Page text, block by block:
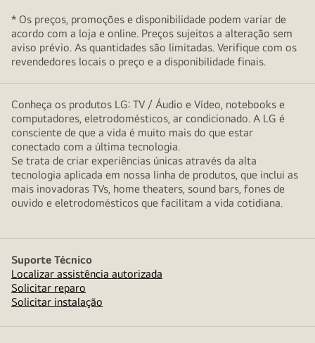
* Os preços, promoções e disponibilidade podem variar de
acordo com a loja e online. Preços sujeitos a alteração sem
aviso prévio. As quantidades são limitadas. Verifique com os
revendedores locais o preço e a disponibilidade finais.
Conheça os produtos LG: TV / Áudio e Vídeo, notebooks e
computadores, eletrodomésticos, ar condicionado. A LG é
consciente de que a vida é muito mais do que estar
conectado com a última tecnologia.
Se trata de criar experiências únicas através da alta
tecnologia aplicada em nossa linha de produtos, que inclui as
mais inovadoras TVs, home theaters, sound bars, fones de
ouvido e eletrodomésticos que facilitam a vida cotidiana.
Suporte Técnico
Localizar assistência autorizada
Solicitar reparo
Solicitar instalação